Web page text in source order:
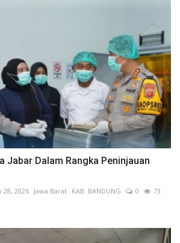
Jabar Dalam Rangka Peninjauan
28, 2026 Jawa Barat KAB. BANDUNG 0
73